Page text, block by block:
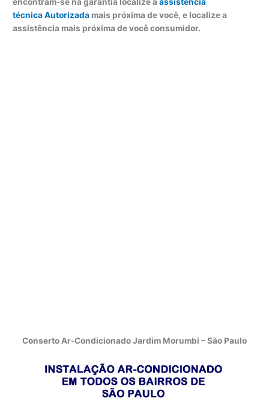
técnica Autorizada mais próxima de você, e localize a
assistência mais próxima de você consumidor.
Conserto Ar-Condicionado Jardim Morumbi – São Paulo